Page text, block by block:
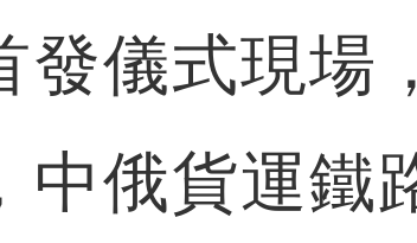
式現場，
中俄貨運鐵